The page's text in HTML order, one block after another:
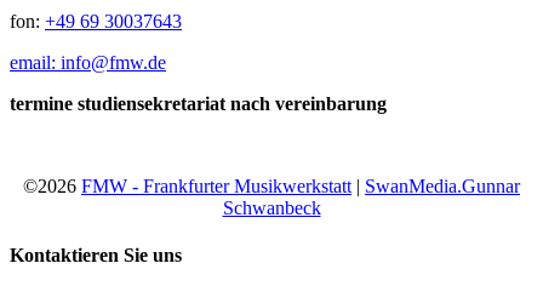
fon: +49 69 30037643
email: info@fmw.de
termine studiensekretariat nach vereinbarung
©2026 FMW - Frankfurter Musikwerkstatt | SwanMedia.Gunnar
Schwanbeck
Kontaktieren Sie uns